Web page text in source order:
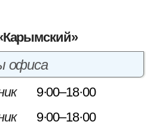
офиса
9·00–18·00
9·00–18·00